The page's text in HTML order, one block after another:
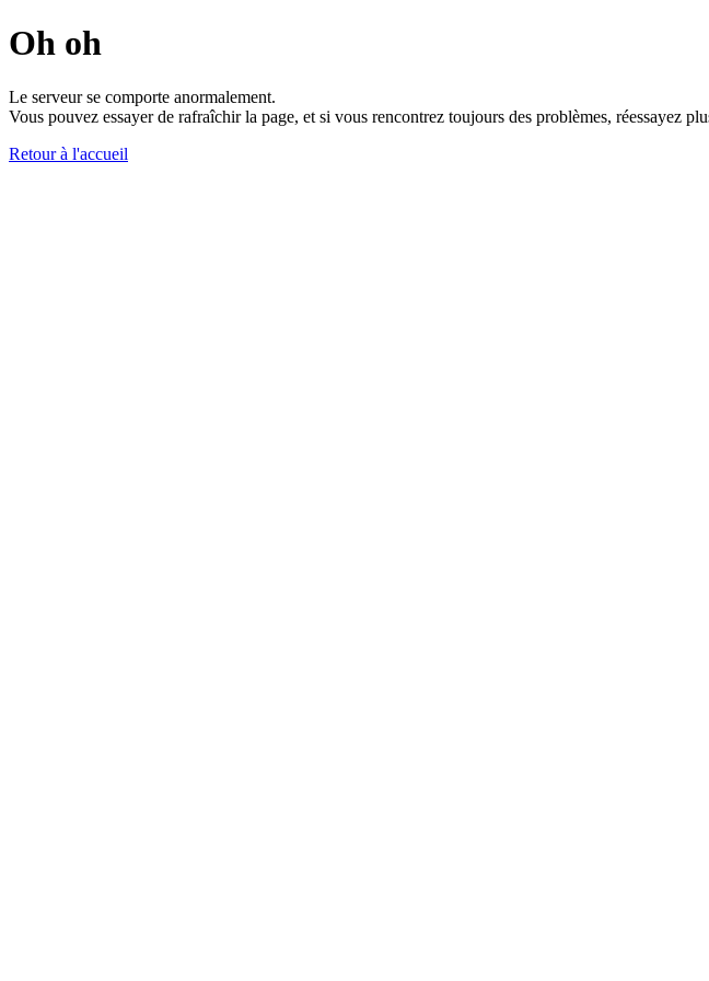
Oh oh
Le serveur se comporte anormalement.
Vous pouvez essayer de rafraîchir la page, et si vous rencontrez toujours des problèmes, réessayez
Retour à l'accueil